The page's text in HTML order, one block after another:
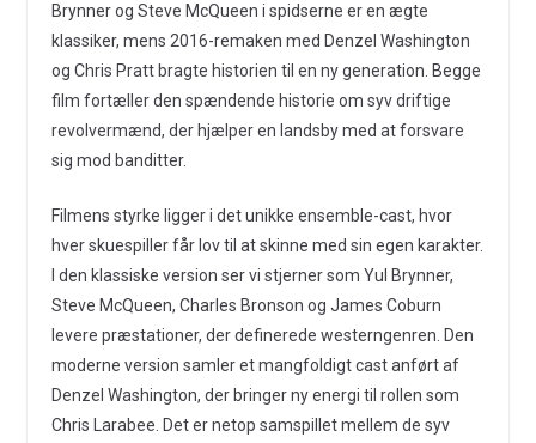
Brynner og Steve McQueen i spidserne er en ægte
klassiker, mens 2016-remaken med Denzel Washington
og Chris Pratt bragte historien til en ny generation. Begge
film fortæller den spændende historie om syv driftige
revolvermænd, der hjælper en landsby med at forsvare
sig mod banditter.
Filmens styrke ligger i det unikke ensemble-cast, hvor
hver skuespiller får lov til at skinne med sin egen karakter.
I den klassiske version ser vi stjerner som Yul Brynner,
Steve McQueen, Charles Bronson og James Coburn
levere præstationer, der definerede westerngenren. Den
moderne version samler et mangfoldigt cast anført af
Denzel Washington, der bringer ny energi til rollen som
Chris Larabee. Det er netop samspillet mellem de syv